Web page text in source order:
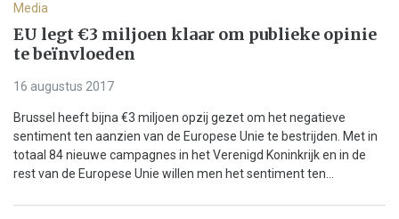
Media
EU legt €3 miljoen klaar om publieke opinie
te beïnvloeden
16 augustus 2017
Brussel heeft bijna €3 miljoen opzij gezet om het negatieve
sentiment ten aanzien van de Europese Unie te bestrijden. Met in
totaal 84 nieuwe campagnes in het Verenigd Koninkrijk en in de
rest van de Europese Unie willen men het sentiment ten...